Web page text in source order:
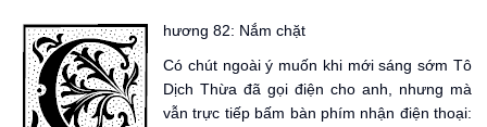
hương 82: Nắm chặt
Có chút ngoài ý muốn khi mới sáng sớm Tô
Dịch Thừa đã gọi điện cho anh, nhưng mà
vẫn trực tiếp bấm bàn phím nhận điện thoại: